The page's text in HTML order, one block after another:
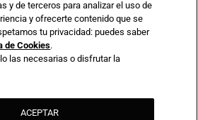
y de terceros para analizar el uso de
y ofrecerte contenido que se
tu privacidad: puedes saber
de Cookies.
las necesarias o disfrutar la
ACEPTAR